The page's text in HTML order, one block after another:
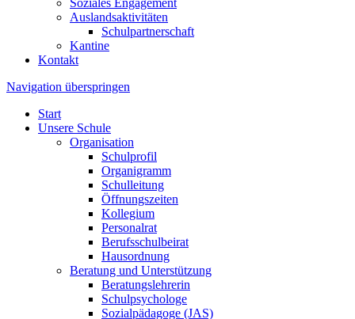
Soziales Engagement
Auslandsaktivitäten
Schulpartnerschaft
Kantine
Kontakt
Navigation überspringen
Start
Unsere Schule
Organisation
Schulprofil
Organigramm
Schulleitung
Öffnungszeiten
Kollegium
Personalrat
Berufsschulbeirat
Hausordnung
Beratung und Unterstützung
Beratungslehrerin
Schulpsychologe
Sozialpädagoge (JAS)